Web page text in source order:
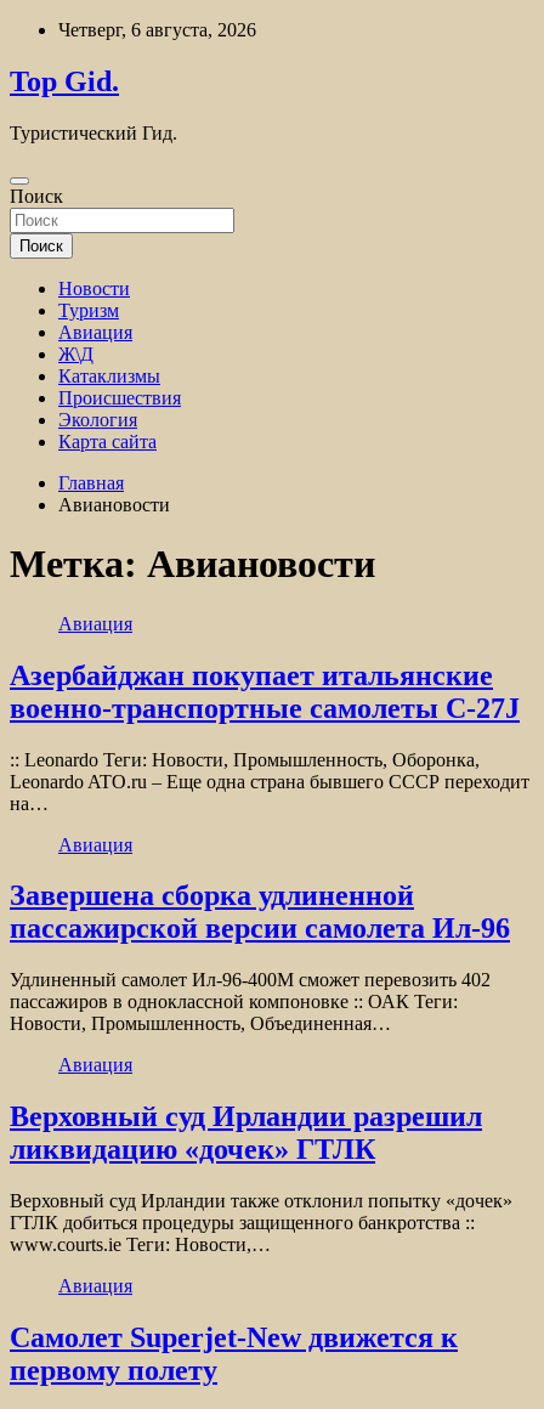
Перейти
содержимому
Четверг, 6 августа, 2026
Top Gid.
Туристический Гид.
Поиск
Поиск
Новости
Туризм
Авиация
Ж\Д
Катаклизмы
Происшествия
Экология
Карта сайта
Главная
Авиановости
Метка: Авиановости
Авиация
Азербайджан покупает итальянские
военно-транспортные самолеты C-27J
:: Leonardo Теги: Новости, Промышленность, Оборонка,
Leonardo ATO.ru – Еще одна страна бывшего СССР переходит
на…
Авиация
Завершена сборка удлиненной
пассажирской версии самолета Ил-96
Удлиненный самолет Ил-96-400М сможет перевозить 402
пассажиров в одноклассной компоновке :: ОАК Теги:
Новости, Промышленность, Объединенная…
Авиация
Верховный суд Ирландии разрешил
ликвидацию «дочек» ГТЛК
Верховный суд Ирландии также отклонил попытку «дочек»
ГТЛК добиться процедуры защищенного банкротства ::
www.courts.ie Теги: Новости,…
Авиация
Самолет Superjet-New движется к
первому полету